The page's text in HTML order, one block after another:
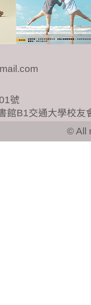
號
館B1交通大學校友
© All